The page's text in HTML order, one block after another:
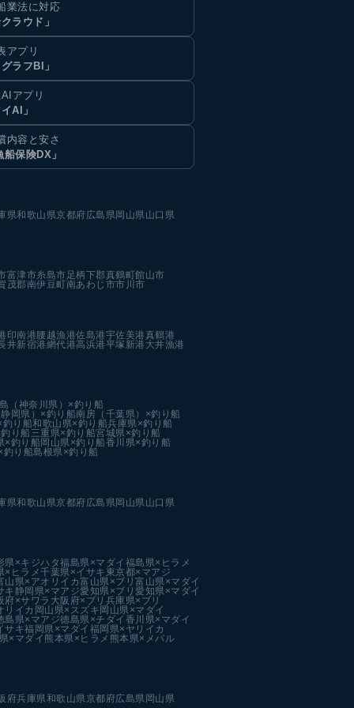
業法に対応
ラウド」
アプリ
ラフBI」
アプリ
イAI」
内容と安さ
船保険DX」
県和歌山県京都府広島県岡山県 山口県
富津市糸島市 足柄下郡真鶴町館山市
茂郡南伊豆町南あわじ市市川市
印南港腰越漁港佐島港宇佐美港真鶴港
井新宿港網代港高浜港平塚新港 大井漁港
（神奈川県）×釣り船
岡県）×釣り船南房（千葉県）×釣り船
釣り船和歌山県×釣り船兵庫県×釣り船
り船 三重県×釣り船宮城県×釣り船
×釣り船岡山県×釣り船香川県×釣り船
釣り船島根県×釣り船
県和歌山県京都府広島県岡山県 山口県
県×キジハタ福島県×マダイ 福島県×ヒラメ
×ヒラメ千葉県×イサキ 東京都×マアジ
山県×アオリイカ富山県×ブリ 富山県×マダイ
キ静岡県×マアジ愛知県×ブリ 愛知県×マダイ
府×サワラ 大阪府×ブリ 兵庫県×ブリ
リイカ 岡山県×スズキ岡山県×マダイ
島県×マアジ徳島県×チダイ 香川県×マダイ
サキ福岡県×マダイ 福岡県×ヤリイカ
×マダイ 熊本県×ヒラメ 熊本県×メバル
府兵庫県和歌山県京都府広島県 岡山県